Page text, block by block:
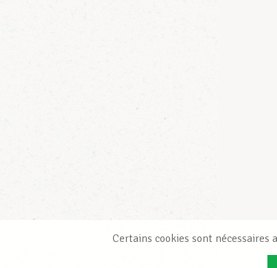
Certains cookies sont